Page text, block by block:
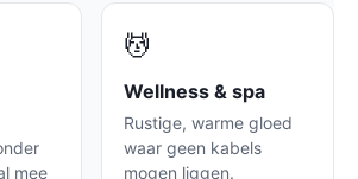
mee
💆
Wellness & spa
Rustige, warme gloed
waar geen kabels
mogen liggen.